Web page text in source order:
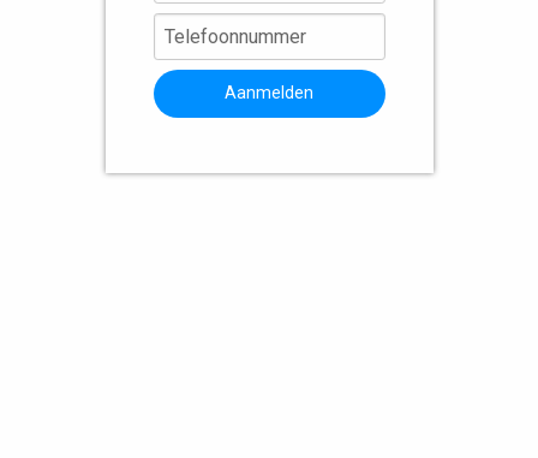
Aanmelden